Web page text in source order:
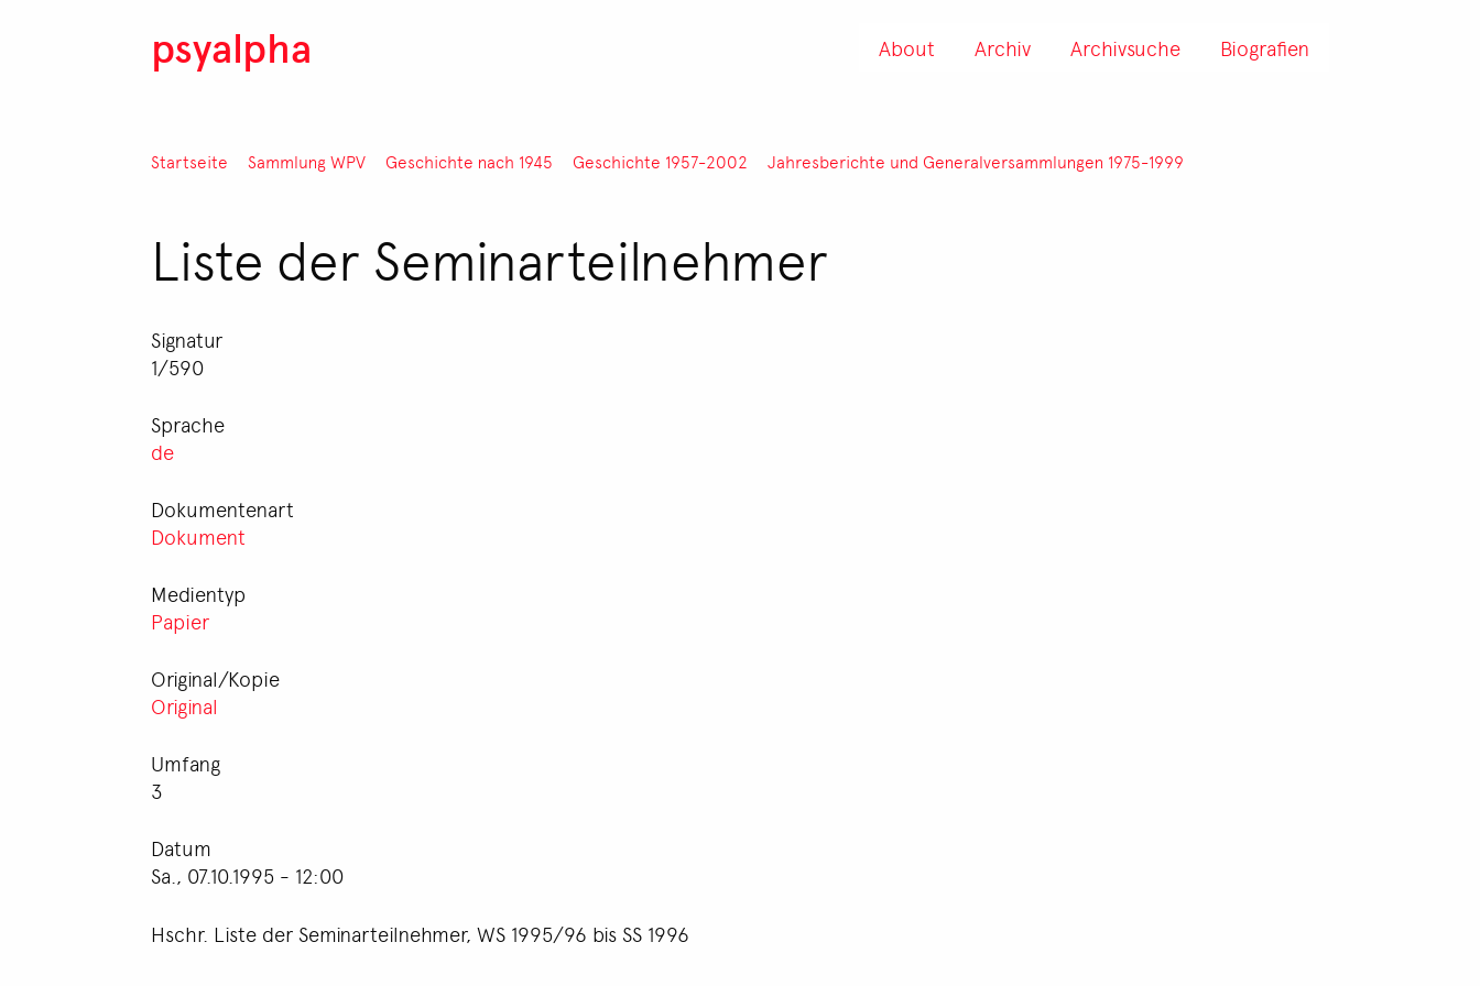
psyalpha About Archiv Archivsuche Biografien
Pfadnavigation
Startseite Sammlung WPV Geschichte nach 1945 Geschichte 1957-2002 Jahresberichte und Generalversammlungen 1975-1999
Liste der Seminarteilnehmer
Signatur
1/590
Sprache
de
Dokumentenart
Dokument
Medientyp
Papier
Original/Kopie
Original
Umfang
3
Datum
Sa., 07.10.1995 - 12:00
Hschr. Liste der Seminarteilnehmer, WS 1995/96 bis SS 1996